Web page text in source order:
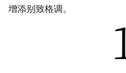
增添别致格调。